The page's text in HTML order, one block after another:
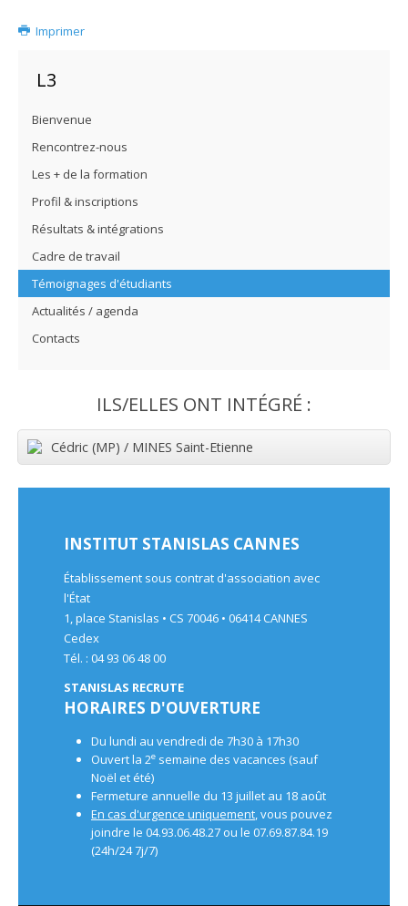
Imprimer
L3
Bienvenue
Rencontrez-nous
Les + de la formation
Profil & inscriptions
Résultats & intégrations
Cadre de travail
Témoignages d'étudiants
Actualités / agenda
Contacts
ILS/ELLES ONT INTÉGRÉ :
Cédric (MP) / MINES Saint-Etienne
INSTITUT STANISLAS CANNES
Établissement sous contrat d'association avec
l'État
1, place Stanislas • CS 70046 • 06414 CANNES
Cedex
Tél. : 04 93 06 48 00
STANISLAS RECRUTE
HORAIRES D'OUVERTURE
Du lundi au vendredi de 7h30 à 17h30
Ouvert la 2e semaine des vacances (sauf
Noël et été)
Fermeture annuelle du 13 juillet au 18 août
En cas d'urgence uniquement , vous pouvez
joindre le 04.93.06.48.27 ou le 07.69.87.84.19
(24h/24 7j/7)